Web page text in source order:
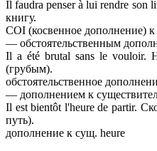
Il faudra penser à lui rendre son
книгу.
COI (косвенное дополнение)
— обстоятельственным
Il a été brutal sans le vouloir.
(грубым).
обстоятельственное
— дополнением к
Il est bientôt l'heure de partir.
путь).
дополнение к сущ. heure